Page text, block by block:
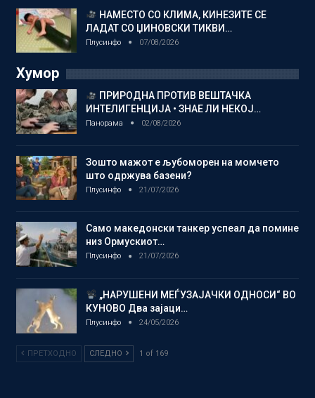
НАМЕСТО СО КЛИМА, КИНЕЗИТЕ СЕ
ЛАДАТ СО ЏИНОВСКИ ТИКВИ…
Плусинфо 07/08/2026
Хумор
ПРИРОДНА ПРОТИВ ВЕШТАЧКА
ИНТЕЛИГЕНЦИЈА • ЗНАЕ ЛИ НЕКОЈ…
Панорама 02/08/2026
Зошто мажот е љубоморен на момчето
што одржува базени?
Плусинфо 21/07/2026
Само македонски танкер успеал да помине
низ Ормускиот…
Плусинфо 21/07/2026
„НАРУШЕНИ МЕЃУЗАЈАЧКИ ОДНОСИ“ ВО
КУНОВО Два зајаци…
Плусинфо 24/05/2026
ПРЕТХОДНО СЛЕДНО 1 of 169